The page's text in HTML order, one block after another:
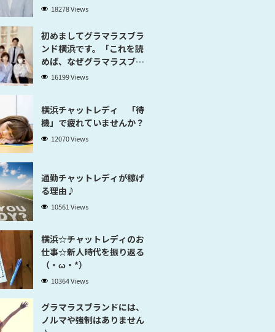
18278 Views
初めましてグラマラスブラ
ンド横浜です。「これを読
めば、なぜグラマラスブラ
ンド横浜だと稼げるのかが
16199 Views
横浜チャットレディ 「待
機」で疲れていませんか？
12070 Views
通勤チャットレディが稼げ
る理由♪
10561 Views
横浜☆チャットレディのお
仕事☆新人時代を振り返る
（・ω・*）
10364 Views
グラマラスブランドには、
ノルマや強制はありません